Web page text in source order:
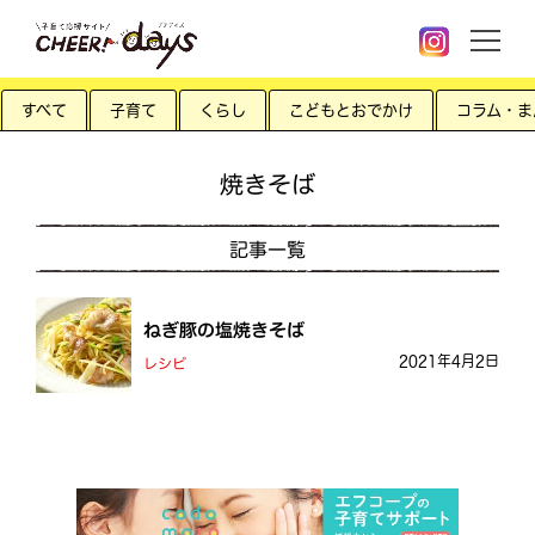
すべて 子育て くらし こどもとおでかけ コラム・
焼きそば
記事一覧
ねぎ豚の塩焼きそば
レシピ 2021年4月2日